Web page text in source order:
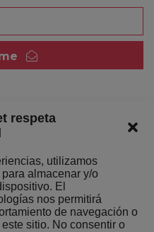
respeta
utilizamos
almacenar y/o
El
nos permitirá
de navegación o
sitio. No consentir o